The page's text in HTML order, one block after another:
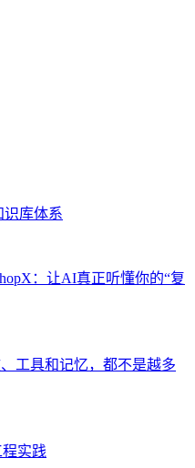
识库体系
：让AI真正听懂你的“复
工具和记忆，都不是越多
实践